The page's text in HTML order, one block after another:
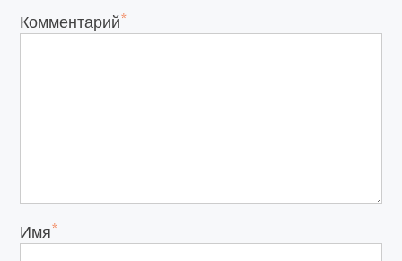
Комментарий*
Имя*